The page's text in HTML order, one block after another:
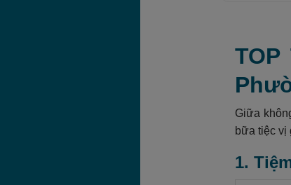
Giữa
bữa tiệc vị
1.